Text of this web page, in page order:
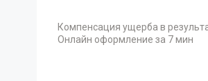
Компенсация ущерба в
Онлайн оформление за 7 мин